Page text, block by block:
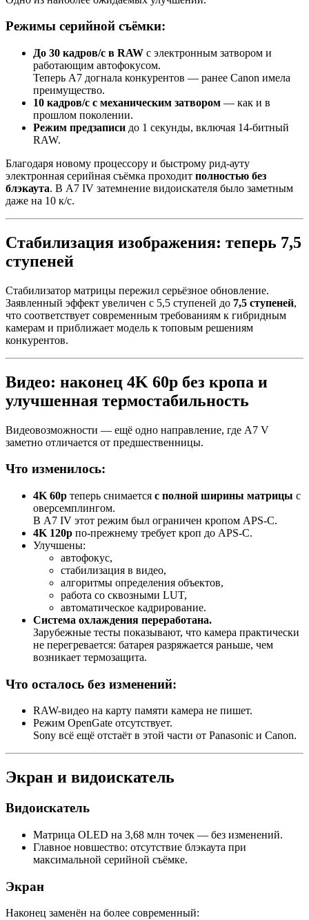
Режимы серийной съёмки:
До 30 кадров/с в RAW с электронным затвором и
работающим автофокусом.
Теперь A7 догнала конкурентов — ранее Canon имела
преимущество.
10 кадров/с с механическим затвором — как и в
прошлом поколении.
Режим предзаписи до 1 секунды, включая 14-битный
RAW.
Благодаря новому процессору и быстрому рид-ауту
электронная серийная съёмка проходит полностью без
блэкаута. В A7 IV затемнение видоискателя было заметным
даже на 10 к/с.
Стабилизация изображения: теперь 7,5
ступеней
Стабилизатор матрицы пережил серьёзное обновление.
Заявленный эффект увеличен с 5,5 ступеней до 7,5 ступеней,
что соответствует современным требованиям к гибридным
камерам и приближает модель к топовым решениям
конкурентов.
Видео: наконец 4K 60p без кропа и
улучшенная термостабильность
Видеовозможности — ещё одно направление, где A7 V
заметно отличается от предшественницы.
Что изменилось:
4K 60p теперь снимается с полной ширины матрицы с
оверсемплингом.
В A7 IV этот режим был ограничен кропом APS-C.
4K 120p по-прежнему требует кроп до APS-C.
Улучшены:
автофокус,
стабилизация в видео,
алгоритмы определения объектов,
работа со сквозными LUT,
автоматическое кадрирование.
Система охлаждения переработана.
Зарубежные тесты показывают, что камера практически
не перегревается: батарея разряжается раньше, чем
возникает термозащита.
Что осталось без изменений:
RAW-видео на карту памяти камера не пишет.
Режим OpenGate отсутствует.
Sony всё ещё отстаёт в этой части от Panasonic и Canon.
Экран и видоискатель
Видоискатель
Матрица OLED на 3,68 млн точек — без изменений.
Главное новшество: отсутствие блэкаута при
максимальной серийной съёмке.
Экран
Наконец заменён на более современный: